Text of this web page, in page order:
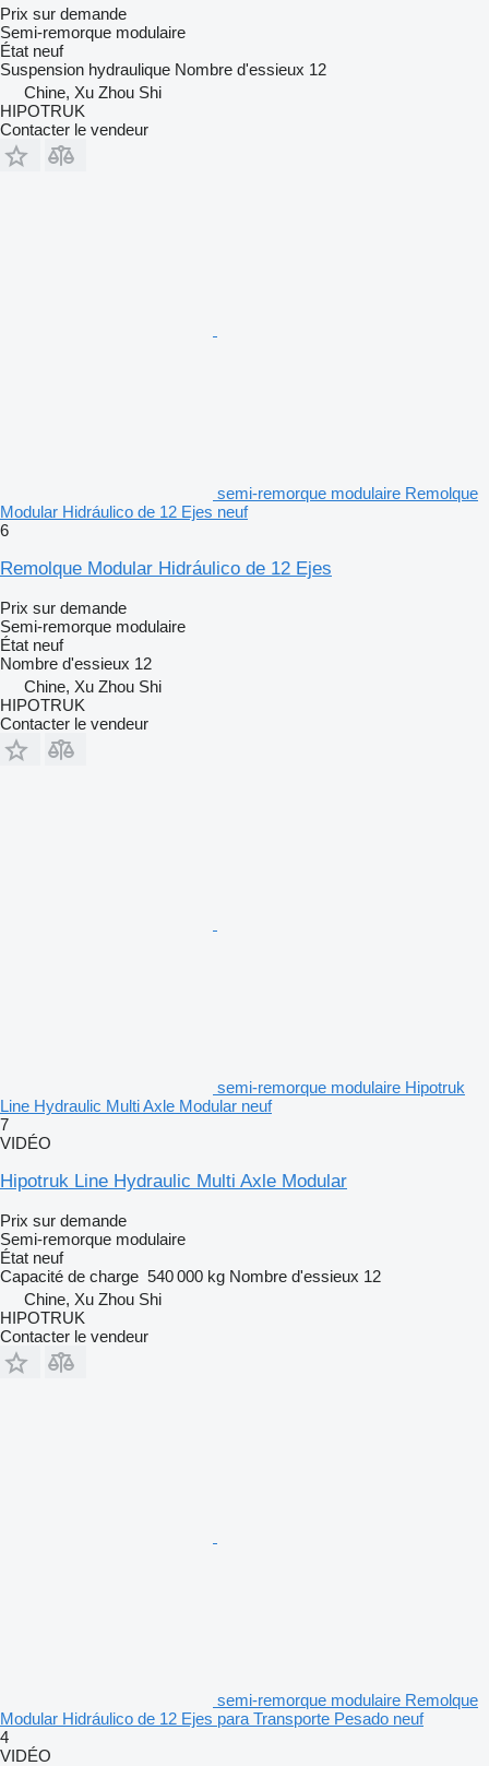
Prix sur demande
Semi-remorque modulaire
État neuf
Suspension hydraulique Nombre d'essieux 12
Chine, Xu Zhou Shi
HIPOTRUK
Contacter le vendeur
semi-remorque modulaire Remolque
Modular Hidráulico de 12 Ejes neuf
6
Remolque Modular Hidráulico de 12 Ejes
Prix sur demande
Semi-remorque modulaire
État neuf
Nombre d'essieux 12
Chine, Xu Zhou Shi
HIPOTRUK
Contacter le vendeur
semi-remorque modulaire Hipotruk
Line Hydraulic Multi Axle Modular neuf
7
VIDÉO
Hipotruk Line Hydraulic Multi Axle Modular
Prix sur demande
Semi-remorque modulaire
État neuf
Capacité de charge 540 000 kg Nombre d'essieux 12
Chine, Xu Zhou Shi
HIPOTRUK
Contacter le vendeur
semi-remorque modulaire Remolque
Modular Hidráulico de 12 Ejes para Transporte Pesado neuf
4
VIDÉO